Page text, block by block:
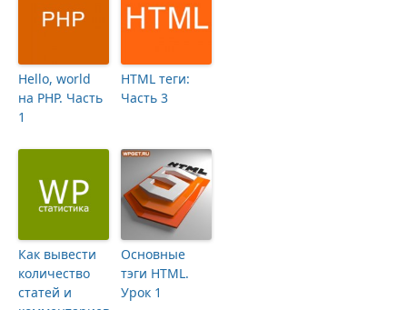
Hello, world
на PHP. Часть
1
HTML теги:
Часть 3
Как вывести
количество
статей и
Основные
тэги HTML.
Урок 1